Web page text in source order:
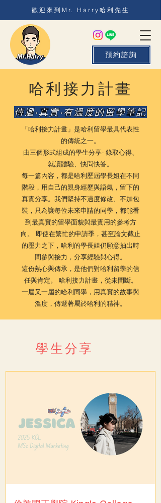
預約諮詢
歡迎來到Mr. Harry哈利先生
哈利接力計畫
傳遞‧真實‧有溫度的留學筆記
「哈利接力計畫」是哈利留學最具代表性
的傳統之一。
由三個形式組成的學生分享- 錄取心得、
就讀體驗、快問快答。
每一篇內容，都是哈利歷屆學長姐在不同
階段，用自己的親身經歷與語氣，留下的
真實分享。我們堅持不過度修改、不加包
裝，只為讓每位未來申請的同學，都能看
到最真實的留學面貌與最實用的參考方
向。 即使在繁忙的申請季，甚至論文截止
的壓力之下，哈利的學長姐仍願意抽出時
間參與接力，分享經驗與心得。
這份熱心與傳承，是他們對哈利留學的信
任與肯定。 哈利接力計畫，從未間斷。
一屆又一屆的哈利同學，用真實的故事與
溫度，傳遞著屬於哈利的精神。
學生分享